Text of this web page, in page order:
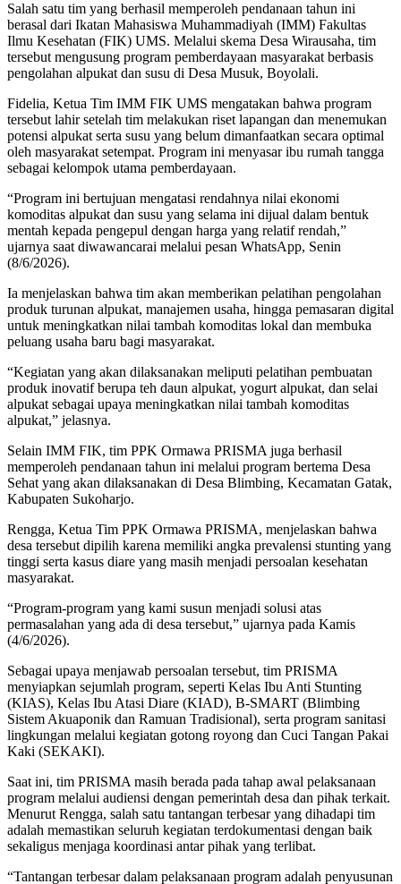
Salah satu tim yang berhasil memperoleh pendanaan tahun ini
berasal dari Ikatan Mahasiswa Muhammadiyah (IMM) Fakultas
Ilmu Kesehatan (FIK) UMS. Melalui skema Desa Wirausaha, tim
tersebut mengusung program pemberdayaan masyarakat berbasis
pengolahan alpukat dan susu di Desa Musuk, Boyolali.
Fidelia, Ketua Tim IMM FIK UMS mengatakan bahwa program
tersebut lahir setelah tim melakukan riset lapangan dan menemukan
potensi alpukat serta susu yang belum dimanfaatkan secara optimal
oleh masyarakat setempat. Program ini menyasar ibu rumah tangga
sebagai kelompok utama pemberdayaan.
“Program ini bertujuan mengatasi rendahnya nilai ekonomi
komoditas alpukat dan susu yang selama ini dijual dalam bentuk
mentah kepada pengepul dengan harga yang relatif rendah,”
ujarnya saat diwawancarai melalui pesan WhatsApp, Senin
(8/6/2026).
Ia menjelaskan bahwa tim akan memberikan pelatihan pengolahan
produk turunan alpukat, manajemen usaha, hingga pemasaran digital
untuk meningkatkan nilai tambah komoditas lokal dan membuka
peluang usaha baru bagi masyarakat.
“Kegiatan yang akan dilaksanakan meliputi pelatihan pembuatan
produk inovatif berupa teh daun alpukat, yogurt alpukat, dan selai
alpukat sebagai upaya meningkatkan nilai tambah komoditas
alpukat,” jelasnya.
Selain IMM FIK, tim PPK Ormawa PRISMA juga berhasil
memperoleh pendanaan tahun ini melalui program bertema Desa
Sehat yang akan dilaksanakan di Desa Blimbing, Kecamatan Gatak,
Kabupaten Sukoharjo.
Rengga, Ketua Tim PPK Ormawa PRISMA, menjelaskan bahwa
desa tersebut dipilih karena memiliki angka prevalensi stunting yang
tinggi serta kasus diare yang masih menjadi persoalan kesehatan
masyarakat.
“Program-program yang kami susun menjadi solusi atas
permasalahan yang ada di desa tersebut,” ujarnya pada Kamis
(4/6/2026).
Sebagai upaya menjawab persoalan tersebut, tim PRISMA
menyiapkan sejumlah program, seperti Kelas Ibu Anti Stunting
(KIAS), Kelas Ibu Atasi Diare (KIAD), B-SMART (Blimbing
Sistem Akuaponik dan Ramuan Tradisional), serta program sanitasi
lingkungan melalui kegiatan gotong royong dan Cuci Tangan Pakai
Kaki (SEKAKI).
Saat ini, tim PRISMA masih berada pada tahap awal pelaksanaan
program melalui audiensi dengan pemerintah desa dan pihak terkait.
Menurut Rengga, salah satu tantangan terbesar yang dihadapi tim
adalah memastikan seluruh kegiatan terdokumentasi dengan baik
sekaligus menjaga koordinasi antar pihak yang terlibat.
“Tantangan terbesar dalam pelaksanaan program adalah penyusunan